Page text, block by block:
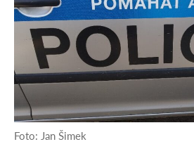
Foto: Jan Šimek